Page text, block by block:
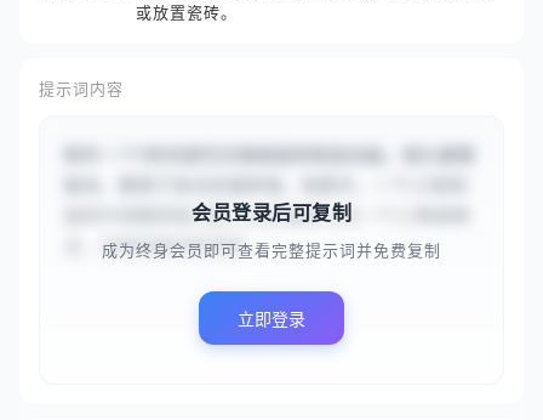
或放置瓷砖。
提示词内容
旋转并调整抓取位置}}的机械臂与另一个{{略微移
动，仿佛准备拾取或放...
会员登录后可复制
成为终身会员即可查看完整提示词并免费复制
立即登录